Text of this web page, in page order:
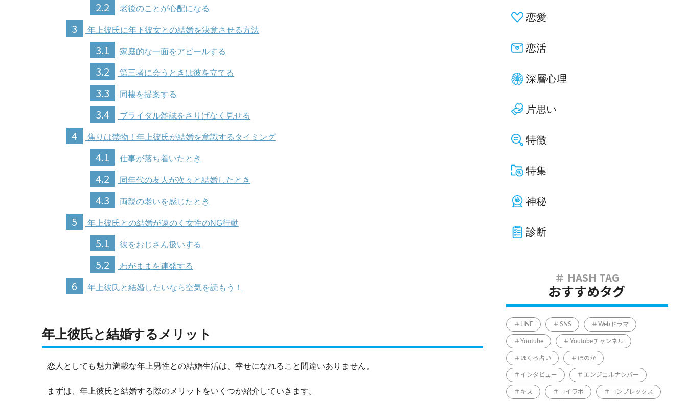
2.2 老後のことが心配になる
3 年上彼氏に年下彼女との結婚を決意させる方法
3.1 家庭的な一面をアピールする
3.2 第三者に会うときは彼を立てる
3.3 同棲を提案する
3.4 ブライダル雑誌をさりげなく見せる
4 焦りは禁物！年上彼氏が結婚を意識するタイミング
4.1 仕事が落ち着いたとき
4.2 同年代の友人が次々と結婚したとき
4.3 両親の老いを感じたとき
5 年上彼氏との結婚が遠のく女性のNG行動
5.1 彼をおじさん扱いする
5.2 わがままを連発する
6 年上彼氏と結婚したいなら空気を読もう！
年上彼氏と結婚するメリット
恋人としても魅力満載な年上男性との結婚生活は、幸せになれること間違いありません。
まずは、年上彼氏と結婚する際のメリットをいくつか紹介していきます。
恋愛
恋活
深層心理
片思い
特徴
特集
神秘
診断
おすすめタグ
LINE SNS Webドラマ
Youtube Youtubeチャンネル
ほくろ占い ほのか
インタビュー エンジェルナンバー
キス コイラボ コンプレックス